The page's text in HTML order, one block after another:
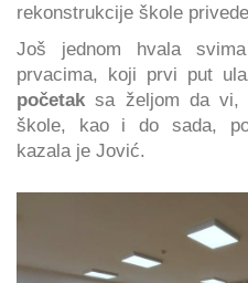
rekonstrukcije škole
Još jednom hvala
prvacima, koji prvi put
početak sa željom da
škole, kao i do sada,
kazala je Jović.